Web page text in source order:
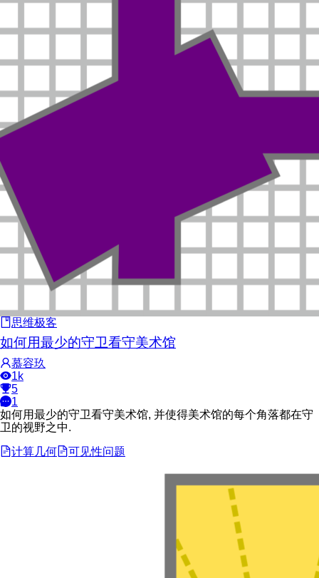
思维极客
如何用最少的守卫看守美术馆
慕容玖
1k
5
1
如何用最少的守卫看守美术馆, 并使得美术馆的每个角落都在守
卫的视野之中.
计算几何
可见性问题